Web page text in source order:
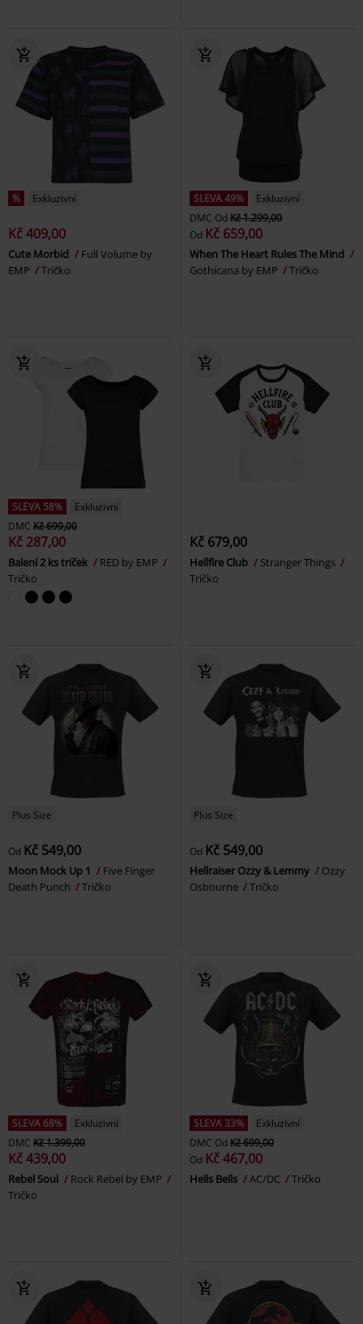
% Exkluzivní
Kč 409,00
Cute Morbid
Full Volume by
EMP
Tričko
SLEVA 49%
Exkluzivní
DMC Od Kč 1.299,00
Od Kč 659,00
When The Heart Rules The Mind
Gothicana by EMP
Tričko
SLEVA 58%
Exkluzivní
DMC Kč 699,00
Kč 287,00
Balení 2 ks triček
RED by EMP
Tričko
Kč 679,00
Hellfire Club
Stranger Things
Tričko
Plus Size
Od Kč 549,00
Moon Mock Up 1
Five Finger
Death Punch
Tričko
Plus Size
Od Kč 549,00
Hellraiser Ozzy & Lemmy
Ozzy
Osbourne
Tričko
SLEVA 68%
Exkluzivní
DMC Kč 1.399,00
Kč 439,00
Rebel Soul
Rock Rebel by EMP
Tričko
SLEVA 33%
Exkluzivní
DMC Od Kč 699,00
Od Kč 467,00
Hells Bells AC/DC Tričko